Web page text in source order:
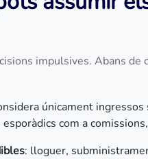
impulsives. Abans de
únicament
com a
: lloguer,